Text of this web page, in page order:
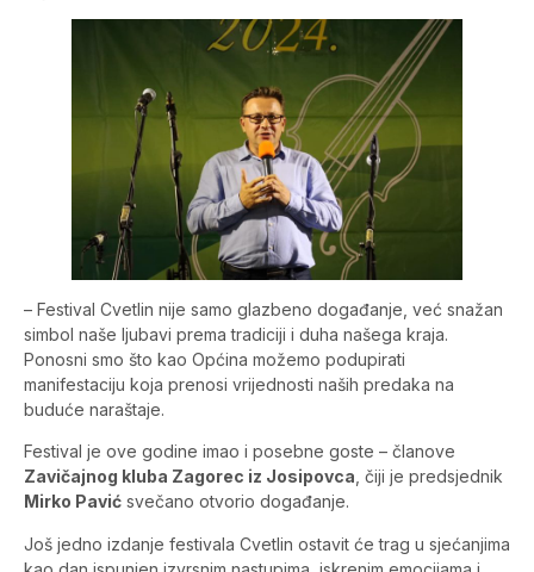
– Festival Cvetlin nije samo glazbeno događanje, već snažan
simbol naše ljubavi prema tradiciji i duha našega kraja.
Ponosni smo što kao Općina možemo podupirati
manifestaciju koja prenosi vrijednosti naših predaka na
buduće naraštaje.
Festival je ove godine imao i posebne goste – članove
Zavičajnog kluba Zagorec iz Josipovca , čiji je predsjednik
Mirko Pavić svečano otvorio događanje.
Još jedno izdanje festivala Cvetlin ostavit će trag u sjećanjima